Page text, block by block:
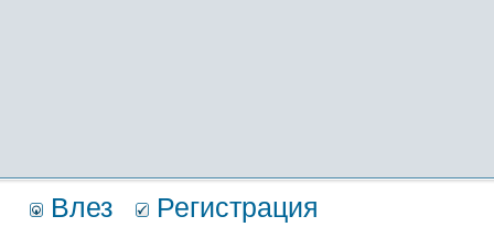
Влез Регистрация